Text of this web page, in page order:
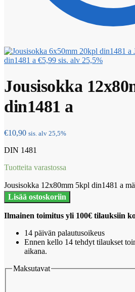
din1481 a €5,99 sis. alv 25,5%
Jousisokka
din1481 a
€10,90 sis. alv 25,5%
DIN 1481
Tuotteita varastossa
Jousisokka 12x80mm 5kpl din1481 a
Lisää ostoskoriin
Ilmainen toimitus yli 100€ tilauksiin
14 päivän palautusoikeus
Ennen kello 14 tehdyt tilaukset
aikana.
Maksutavat